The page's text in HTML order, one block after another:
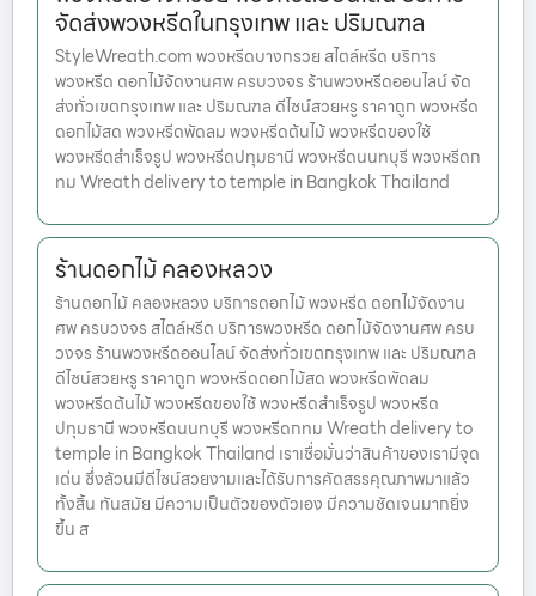
จัดส่งพวงหรีดในกรุงเทพ และ ปริมณฑล
StyleWreath.com พวงหรีดบางกรวย สไตล์หรีด บริการ
พวงหรีด ดอกไม้จัดงานศพ ครบวงจร ร้านพวงหรีดออนไลน์ จัด
ส่งทั่วเขตกรุงเทพ และ ปริมณฑล ดีไซน์สวยหรู ราคาถูก พวงหรีด
ดอกไม้สด พวงหรีดพัดลม พวงหรีดต้นไม้ พวงหรีดของใช้
พวงหรีดสำเร็จรูป พวงหรีดปทุมธานี พวงหรีดนนทบุรี พวงหรีดก
ทม Wreath delivery to temple in Bangkok Thailand
ร้านดอกไม้ คลองหลวง
ร้านดอกไม้ คลองหลวง บริการดอกไม้ พวงหรีด ดอกไม้จัดงาน
ศพ ครบวงจร สไตล์หรีด บริการพวงหรีด ดอกไม้จัดงานศพ ครบ
วงจร ร้านพวงหรีดออนไลน์ จัดส่งทั่วเขตกรุงเทพ และ ปริมณฑล
ดีไซน์สวยหรู ราคาถูก พวงหรีดดอกไม้สด พวงหรีดพัดลม
พวงหรีดต้นไม้ พวงหรีดของใช้ พวงหรีดสำเร็จรูป พวงหรีด
ปทุมธานี พวงหรีดนนทบุรี พวงหรีดกทม Wreath delivery to
temple in Bangkok Thailand เราเชื่อมั่นว่าสินค้าของเรามีจุด
เด่น ซึ่งล้วนมีดีไซน์สวยงามและได้รับการคัดสรรคุณภาพมาแล้ว
ทั้งสิ้น ทันสมัย มีความเป็นตัวของตัวเอง มีความชัดเจนมากยิ่ง
ขึ้น ส